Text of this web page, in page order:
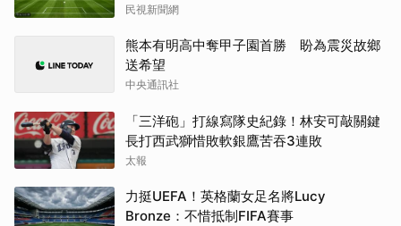
民視新聞網
熊本有明高中奪甲子園首勝 盼為震災故鄉
送希望
中央通訊社
「三洋砲」打線寫隊史紀錄！林安可敲關鍵
長打西武獅惜敗軟銀鷹苦吞3連敗
太報
力挺UEFA！英格蘭女足名將Lucy
Bronze：不惜抵制FIFA賽事